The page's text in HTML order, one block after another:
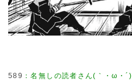
589 ：名無しの読者さん(｀・ω・´)